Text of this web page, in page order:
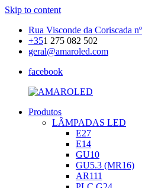
Skip to content
Rua Visconde da Coriscada
+351 275 082 502
geral@amaroled.com
facebook
AMAROLED
Iluminação
Produtos
LÂMPADAS LED
E27
E14
GU10
GU5.3 (MR16)
AR111